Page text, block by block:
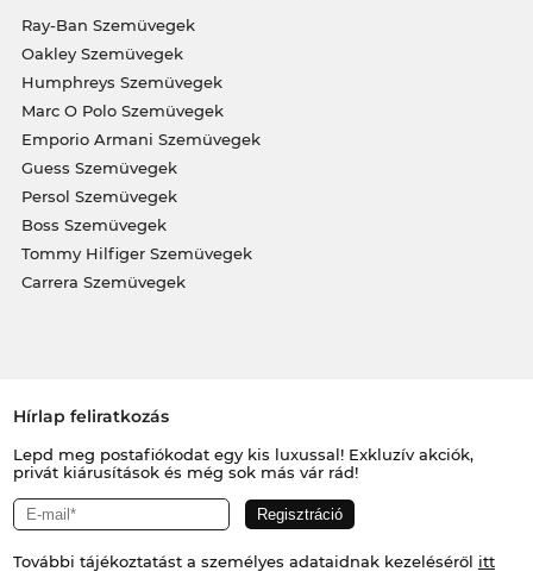
Ray-Ban Szemüvegek
Oakley Szemüvegek
Humphreys Szemüvegek
Marc O Polo Szemüvegek
Emporio Armani Szemüvegek
Guess Szemüvegek
Persol Szemüvegek
Boss Szemüvegek
Tommy Hilfiger Szemüvegek
Carrera Szemüvegek
Hírlap feliratkozás
Lepd meg postafiókodat egy kis luxussal! Exkluzív akciók,
privát kiárusítások és még sok más vár rád!
További tájékoztatást a személyes adataidnak kezeléséről itt